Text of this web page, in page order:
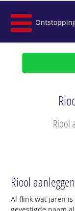
Riool
Riool
Al flink wat jaren